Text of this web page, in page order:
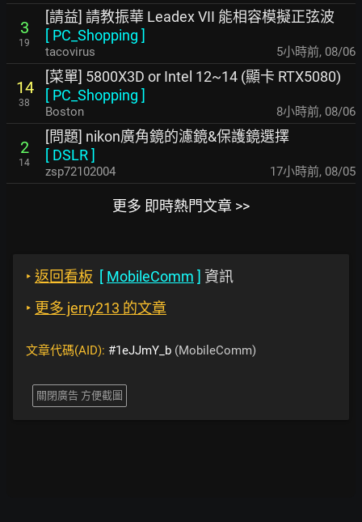
3
19
[請益] 請教振華 Leadex VII 能相容模擬正弦波
[ PC_Shopping ]
tacovirus 5小時前, 08/06
14
38
[菜單] 5800X3D or Intel 12~14 (顯卡 RTX5080)
[ PC_Shopping ]
Boston 8小時前, 08/06
2
14
[問題] nikon廣角鏡的濾鏡&保護鏡選擇
[ DSLR]
zsp72102004 17小時前, 08/05
更多 即時熱門文章 >>
‣ 返回看板 [ MobileComm ] 資訊
‣ 更多 jerry213 的文章
文章代碼(AID): #1eJJmY_b (MobileComm)
關閉廣告 方便截圖